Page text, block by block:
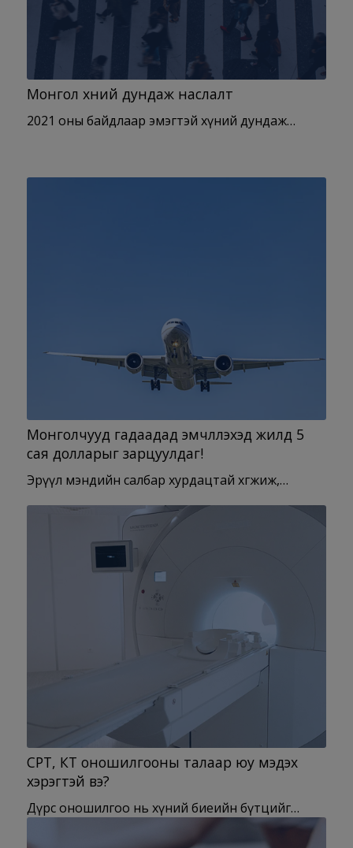
Монгол хүний дундаж наслалт
2021 оны байдлаар эмэгтэй хүний дундаж…
Монголчууд гадаадад эмчлүүлэхэд жилд 5
сая долларыг зарцуулдаг!
Эрүүл мэндийн салбар хурдацтай хөгжиж,…
СРТ, КТ оношилгооны талаар юу мэдэх
хэрэгтэй вэ?
Дүрс оношилгоо нь хүний биеийн бүтцийг…